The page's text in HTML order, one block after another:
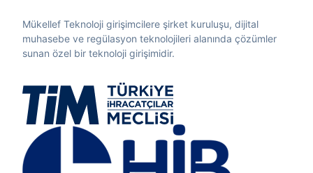
Mükellef Teknoloji girişimcilere şirket kuruluşu, dijital
muhasebe ve regülasyon teknolojileri alanında çözümler
sunan özel bir teknoloji girişimidir.